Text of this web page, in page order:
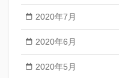
2020年7月
2020年6月
2020年5月